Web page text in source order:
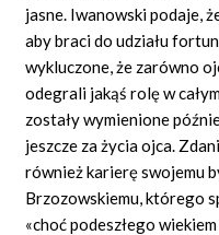
jasne. Iwanowski podaje,
aby braci do udziału
wykluczone, że zarówno
odegrali jakąś rolę w
zostały wymienione
jeszcze za życia ojca.
również karierę swojemu
Brzozowskiemu, którego
«choć podeszłego